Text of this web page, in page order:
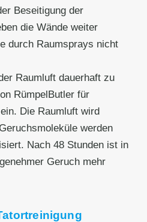
Beseitigung der
die Wände weiter
durch Raumsprays nicht
Raumluft dauerhaft zu
RümpelButler für
Die Raumluft wird
werden
Nach 48 Stunden ist in
Geruch mehr